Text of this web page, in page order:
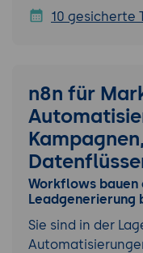
10 gesicherte
n8n für
Workflows bauen
Leadgenerierung
Sie sind in der